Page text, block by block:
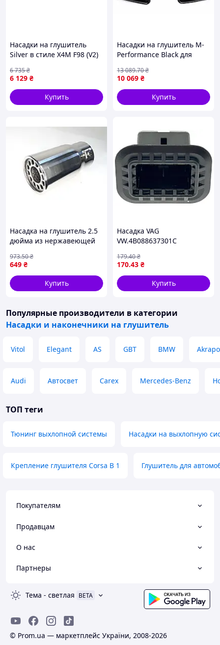
Насадки на глушитель
Silver в стиле X4M F98 (V2)
6 129 ₴
6 735₴
Купить
Насадки на глушитель M-
Performance Black для
стильные аксессуары для
улучшения звука и
дизайна
10 069 ₴
13 089.70₴
Купить
Насадка на глушитель 2.5
дюйма из нержавеющей
и стиля автомобиля FLAME
649 ₴
973.50₴
Купить
Насадка VAG
VW.4B088637301C
170.43 ₴
179.40₴
Купить
Популярные производители в категории
Насадки и наконечники на глушитель
Vitol Elegant AS GBT BMW
Audi Автосвет Carex Mercedes-Benz
ТОП теги
Тюнинг выхлопной системы Насадки на выхлопную
Крепление глушителя Corsa B 1 Глушитель для
Покупателям
Продавцам
О нас
Партнеры
Тема - светлая BETA
© Prom.ua — маркетплейс України, 2008-2026